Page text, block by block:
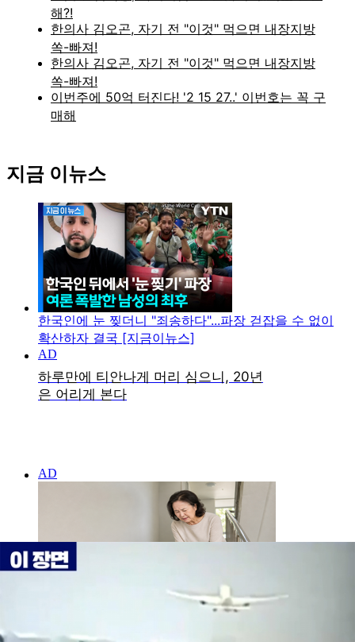
지금 이뉴스
한국인에 눈 찢더니 "죄송하다"...파장 걷잡을 수 없이
확산하자 결국 [지금이뉴스]